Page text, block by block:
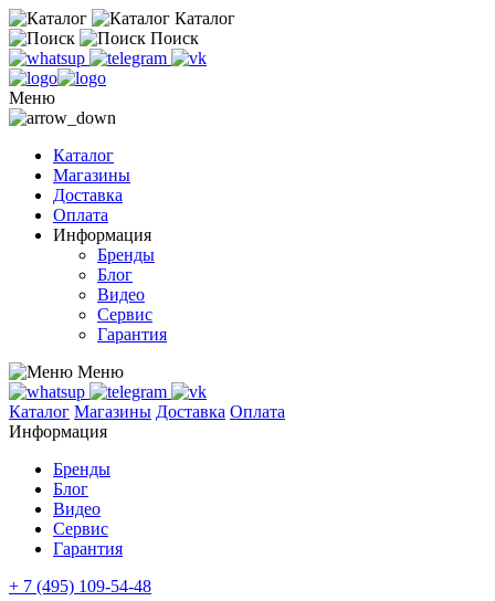
Каталог
Поиск
Меню
Каталог
Магазины
Доставка
Оплата
Информация
Бренды
Блог
Видео
Сервис
Гарантия
Меню
Каталог Магазины Доставка Оплата
Информация
Бренды
Блог
Видео
Сервис
Гарантия
+ 7 (495) 109-54-48